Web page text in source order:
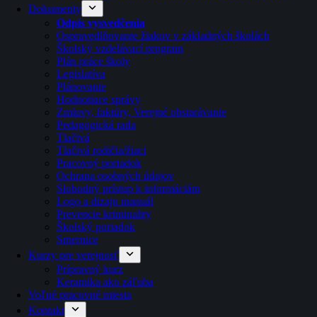
Dokumenty
Odpis vysvedčenia
Ospravedlňovanie žiakov v základných školách
Školský vzdelávací program
Plán práce školy
Legislatíva
Plánovanie
Hodnotiace správy
Zmluvy, faktúry, Verejné obstarávanie
Pedagogická rada
Tlačivá
Tlačivá rodičia/žiaci
Pracovný poriadok
Ochrana osobných údajov
Slobodný prístup k informáciám
Logo a dizajn manuál
Prevencie kriminality
Školský poriadok
Smernice
Kurzy pre verejnosť
Prípravný kurz
Keramika ako záľuba
Voľné pracovné miesta
Kontakt